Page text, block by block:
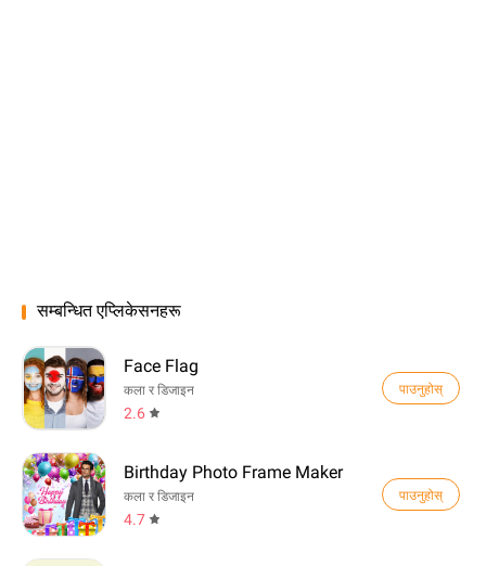
सम्बन्धित एप्लिकेसनहरू
Face Flag
कला र डिजाइन
2.6
पाउनुहोस्
Birthday Photo Frame Maker
कला र डिजाइन
4.7
पाउनुहोस्